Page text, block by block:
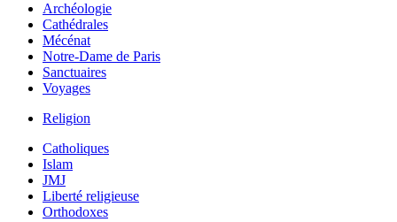
Archéologie
Cathédrales
Mécénat
Notre-Dame de Paris
Sanctuaires
Voyages
Religion
Catholiques
Islam
JMJ
Liberté religieuse
Orthodoxes